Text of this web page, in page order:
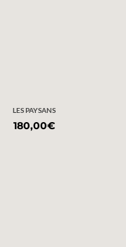
LES PAYSANS
180,00€